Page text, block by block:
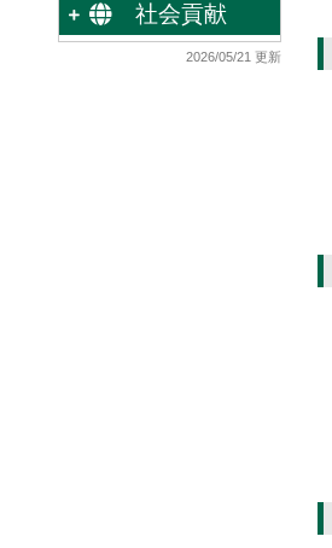
社会貢献
2026/05/21 更新